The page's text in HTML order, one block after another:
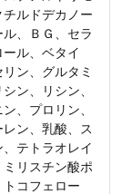
ルドデカノー
、ＢＧ、セラ
ル、ベタイ
ン、グルタミ
ン、リシン、
、プロリン、
ン、乳酸、ス
テトラオレイ
リスチン酸ポ
トコフェロー